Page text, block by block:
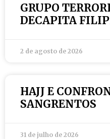
GRUPO
DECAPITA
2 de agosto de 2026
HAJJ E
SANGRENTOS
31 de julho de 2026